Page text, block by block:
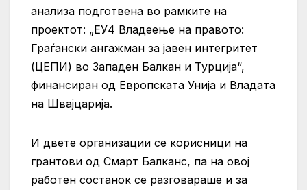
анализа подготвена во рамките на
проектот: „ЕУ4 Владеење на правото:
Граѓански ангажман за јавен интегритет
(ЦЕПИ) во Западен Балкан и Турција“,
финансиран од Европската Унија и Владата
на Швајцарија.
И двете организации се корисници на
грантови од Смарт Балканс, па на овој
работен состанок се разговараше и за